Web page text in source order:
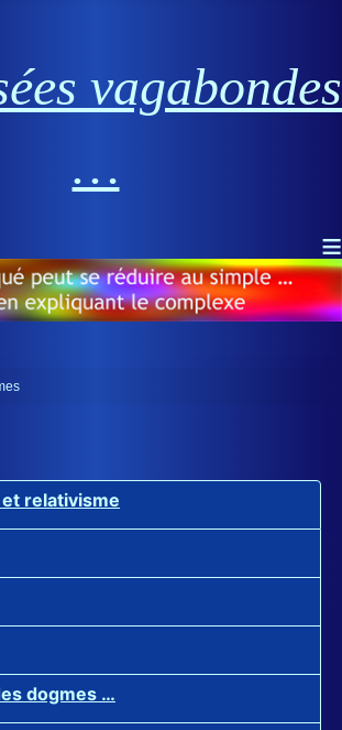
vagabondes
…
≡
relativisme
dogmes …